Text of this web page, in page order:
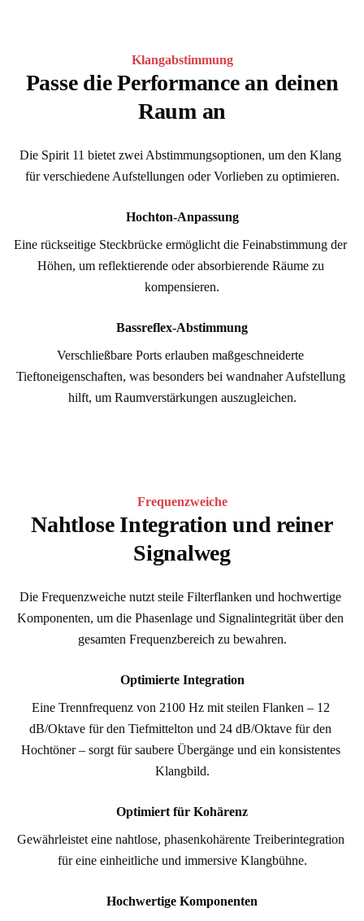
Klangabstimmung
Passe die Performance an deinen
Raum an
Die Spirit 11 bietet zwei Abstimmungsoptionen, um den Klang
für verschiedene Aufstellungen oder Vorlieben zu optimieren.
Hochton-Anpassung
Eine rückseitige Steckbrücke ermöglicht die Feinabstimmung der
Höhen, um reflektierende oder absorbierende Räume zu
kompensieren.
Bassreflex-Abstimmung
Verschließbare Ports erlauben maßgeschneiderte
Tieftoneigenschaften, was besonders bei wandnaher Aufstellung
hilft, um Raumverstärkungen auszugleichen.
Frequenzweiche
Nahtlose Integration und reiner
Signalweg
Die Frequenzweiche nutzt steile Filterflanken und hochwertige
Komponenten, um die Phasenlage und Signalintegrität über den
gesamten Frequenzbereich zu bewahren.
Optimierte Integration
Eine Trennfrequenz von 2100 Hz mit steilen Flanken – 12
dB/Oktave für den Tiefmittelton und 24 dB/Oktave für den
Hochtöner – sorgt für saubere Übergänge und ein konsistentes
Klangbild.
Optimiert für Kohärenz
Gewährleistet eine nahtlose, phasenkohärente Treiberintegration
für eine einheitliche und immersive Klangbühne.
Hochwertige Komponenten